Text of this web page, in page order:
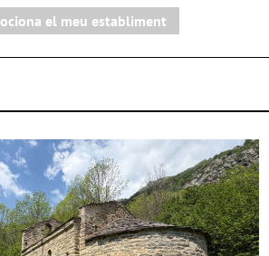
el meu establiment